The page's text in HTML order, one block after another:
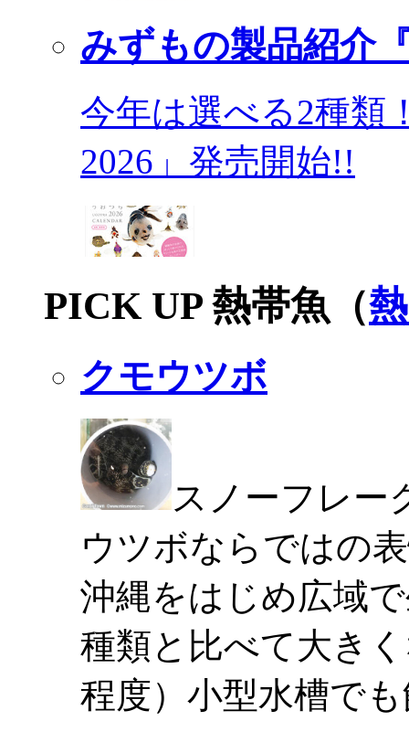
みずもの製品紹介
今年は選べる2種類
2026」発売開始!!
PICK UP 熱帯魚（
クモウツボ
スノーフレー
ウツボならではの
沖縄をはじめ広域
種類と比べて大き
程度）小型水槽で